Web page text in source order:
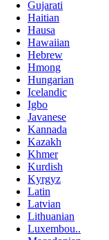
Gujarati
Haitian
Hausa
Hawaiian
Hebrew
Hmong
Hungarian
Icelandic
Igbo
Javanese
Kannada
Kazakh
Khmer
Kurdish
Kyrgyz
Latin
Latvian
Lithuanian
Luxembou..